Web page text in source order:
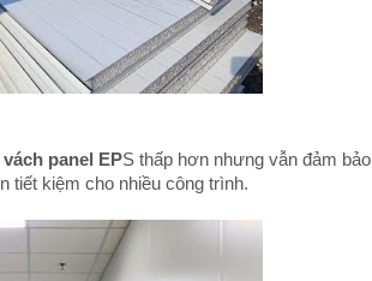
panel EPS thấp hơn nhưng vẫn đảm bảo
tiết kiệm cho nhiều công trình.